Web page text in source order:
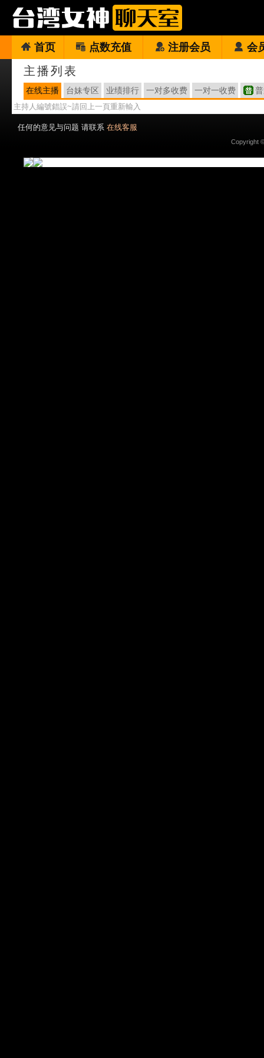
首页 点数充值 注册会员 会
主播列表
在线主播 台妹专区 业绩排行 一对多收费 一对一收费
主持人編號錯誤~請回上一頁重新輸入
任何的意见与问题 请联系 在线客服
Copyright